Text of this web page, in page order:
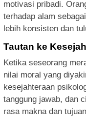
motivasi pribadi.
terhadap alam
lebih konsisten dan
Tautan ke
Ketika seseorang
nilai moral yang
kesejahteraan
tanggung jawab, dan
rasa makna dan